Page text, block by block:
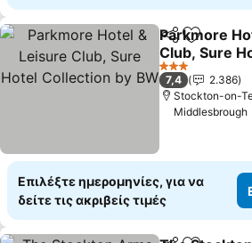
Κοινοποίηση
Parkmore
Club, Sure
Collection by
Εμφάνιση
3 Αστέρια
7,4
2.386
Stockton-on-
Middlesbrough
Επιλέξτε ημερομηνίες, για να
δείτε τις ακριβείς τιμές